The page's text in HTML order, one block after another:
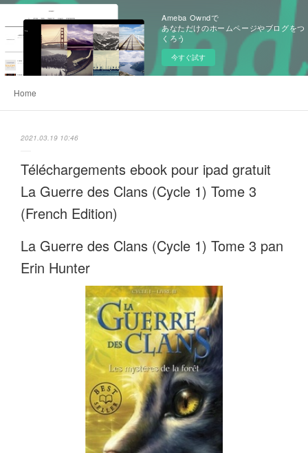
Ameba Owndで
あなただけのホームページやブログをつ
くろう
今すぐ試す
Home
2021.03.19 10:46
Téléchargements ebook pour ipad gratuit
La Guerre des Clans (Cycle 1) Tome 3
(French Edition)
La Guerre des Clans (Cycle 1) Tome 3 pan
Erin Hunter